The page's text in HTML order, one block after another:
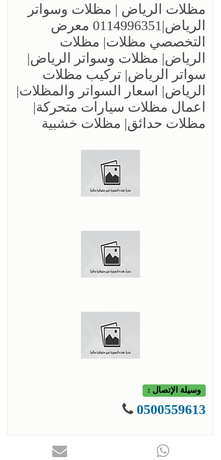
مظلات الرياض | مظلات وسواتر
الرياض|0114996351 معرض
التخصصي مظلات| مظلات
الرياض| مظلات وسواتر الرياض|
سواتر الرياض| تركيب مظلات
الرياض| اسعار السواتر والمظلات|
اعمال مظلات سيارات متحركة|
مظلات حدائق| مظلات خشبية
وسيلة الإتصال :
0500559613